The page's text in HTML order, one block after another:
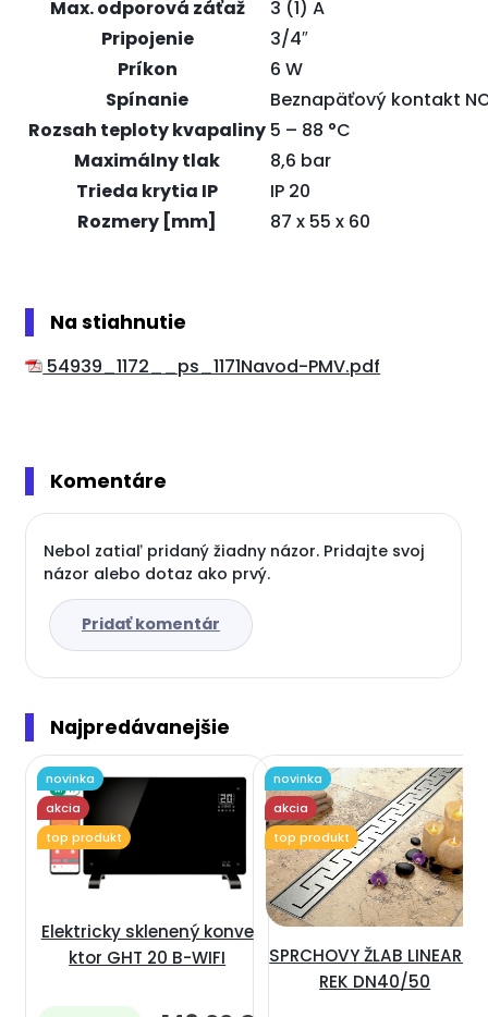
Max. odporová záťaž
3 (1) A
Pripojenie
3/4″
Príkon
6 W
Spínanie
Beznapäťový kontakt
Rozsah teploty kvapaliny 5 – 88 °C
Maximálny tlak
8,6 bar
Trieda krytia IP
IP 20
Rozmery [mm]
87 x 55 x 60
Na stiahnutie
54939_1172__ps_1171Navod-PMV.pdf
Komentáre
Nebol zatiaľ pridaný žiadny názor. Pridajte svoj
názor alebo dotaz ako prvý.
Pridať komentár
Najpredávanejšie
Elektricky sklenený konve
ktor GHT 20 B-WIFI
novinka
akcia
top produkt
SPRCHOVY ŽLAB LINEAR G
REK DN40/50
novinka
akcia
top produkt